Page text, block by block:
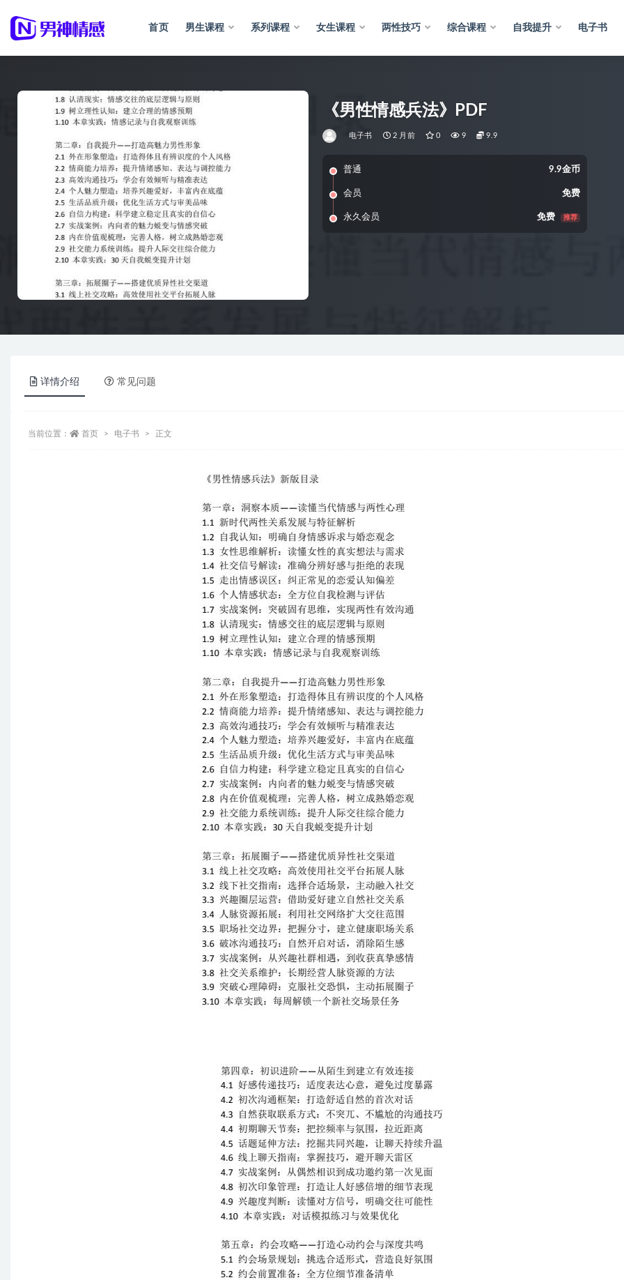
首页 男生课程 系列课程 女生课程 两性技巧 综合课程 自我提升 电子书
《男性情感兵法》PDF
电子书 2 月前 0 9 9.9
普通 9.9金币
会员 免费
永久会员 免费 推荐
详情介绍 常见问题
当前位置： 首页 电子书 正文